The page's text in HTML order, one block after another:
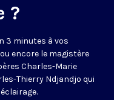
?
3 minutes à vos
encore le magistère
Charles-Marie
Thierry Ndjandjo qui